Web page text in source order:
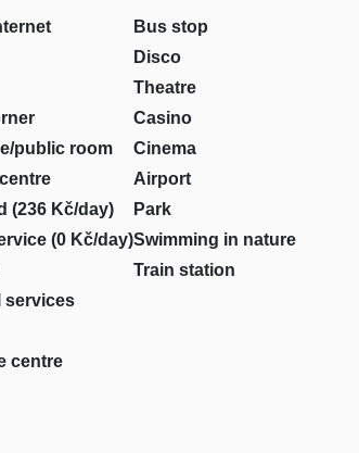
public room
(236 Kč/day)
(0 Kč/day)
services
centre
Bus stop
Disco
Theatre
Casino
Cinema
Airport
Park
Swimming in nature
Train station